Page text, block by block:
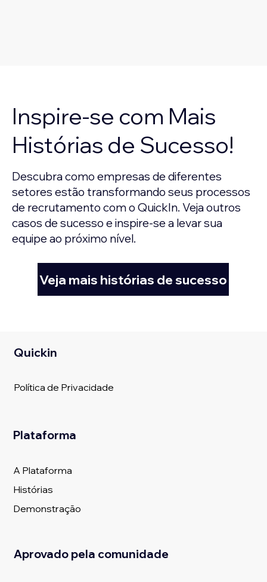
Inspire-se com Mais
Histórias de Sucesso!
Descubra como empresas de diferentes
setores estão transformando seus processos
de recrutamento com o QuickIn. Veja outros
casos de sucesso e inspire-se a levar sua
equipe ao próximo nível.
Veja mais histórias de sucesso
Quickin
Política de Privacidade
Plataforma
A Plataforma
Histórias
Demonstração
Aprovado pela comunidade